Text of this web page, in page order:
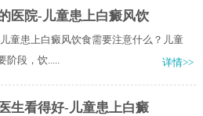
医院-儿童患上白癜风饮
童患上白癜风饮食需要注意什么？儿童
段，饮.....
详情>>
生看得好-儿童患上白癜